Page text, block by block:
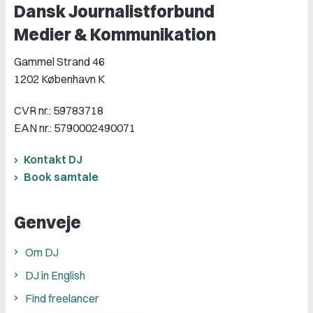
Dansk Journalistforbund
Medier & Kommunikation
Gammel Strand 46
1202 København K
CVR nr.: 59783718
EAN nr.: 5790002490071
Kontakt DJ
Book samtale
Genveje
Om DJ
DJ in English
Find freelancer